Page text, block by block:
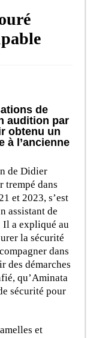
de
audition par
obtenu un
à l’ancienne
de Didier
trempé dans
et 2023, s’est
assistant de
Il a expliqué au
la sécurité
dans
des démarches
qu’Aminata
sécurité pour
et